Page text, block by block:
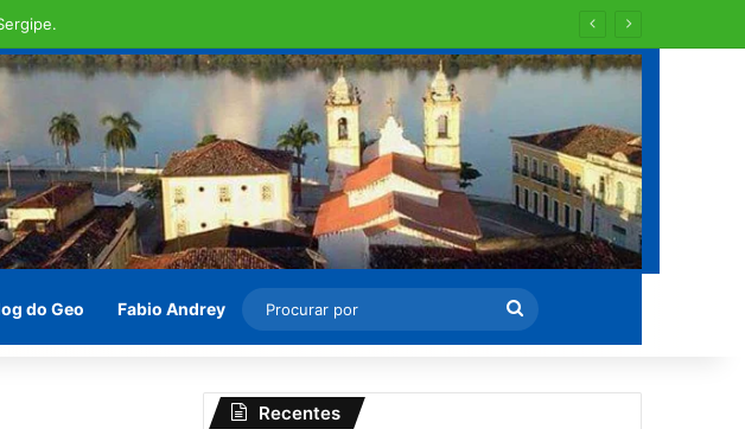
às vésperas das eleições para recapearem ?
do Geo Fabio Andrey
Procurar
por
Recentes